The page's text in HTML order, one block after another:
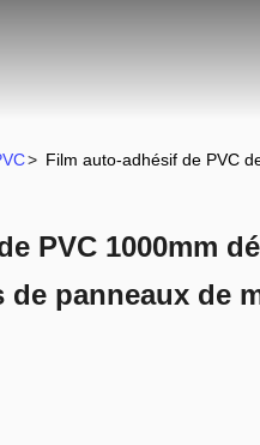
> Film auto-adhésif de PVC
PVC 1000mm
panneaux de